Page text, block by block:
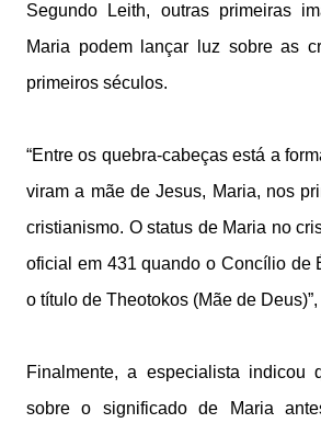
Segundo Leith, outras primeiras
Maria podem lançar luz sobre as
primeiros séculos.
“Entre os quebra-cabeças está a
viram a mãe de Jesus, Maria, nos
cristianismo. O status de Maria no
oficial em 431 quando o Concílio de
o título de Theotokos (Mãe de
Finalmente, a especialista indicou
sobre o significado de Maria